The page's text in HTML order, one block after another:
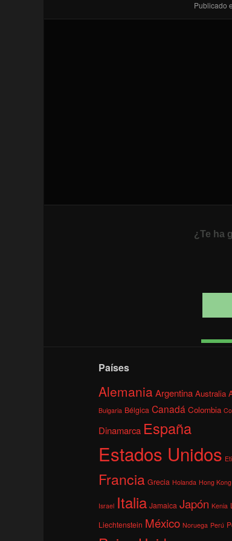
Publicado
¿Te ha
Países
AlemaniaArgentina Australia
Bulgaria Bélgica Canadá Colombia
Dinamarca España
Estados Unidos
Francia Grecia Holanda Hong Kong
Israel Italia Jamaica Japón Kenia
Liechtenstein México Noruega Perú